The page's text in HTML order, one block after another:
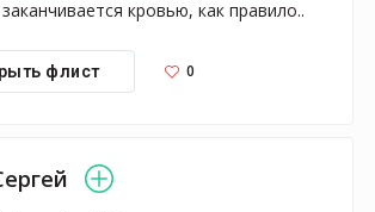
кровью, как правило..
флист 0